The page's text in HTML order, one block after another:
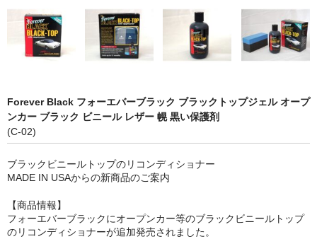
FUNK MOTORSPORT
Contact form
Sitemap
Forever Black フォーエバーブラック ブラックトップジェル オープ
ンカー ブラック ビニール レザー 幌 黒い保護剤
(C-02)
ブラックビニールトップのリコンディショナー
MADE IN USAからの新商品のご案内
【商品情報】
フォーエバーブラックにオープンカー等のブラックビニールトップ
のリコンディショナーが追加発売されました。